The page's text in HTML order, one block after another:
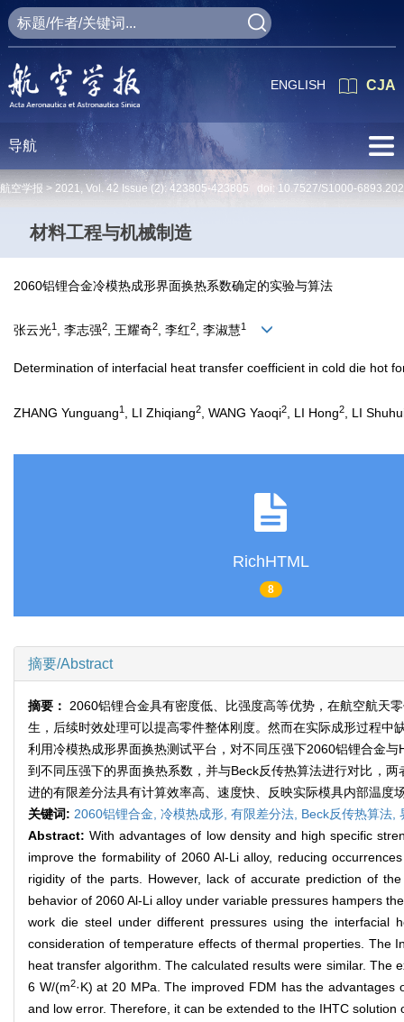
CJA
ENGLISH
导航
航空学报 > 2021, Vol. 42 Issue (2): 423805-423805 doi: 10.7527/S1000-
材料工程与机械制造
2060铝锂合金冷模热成形界面换热系数确定的实验与算法
张云光1 , 李志强2, 王耀奇2, 李红2, 李淑慧1
Determination of interfacial heat transfer coefficient in cold die hot
ZHANG Yunguang1 , LI Zhiqiang2 , WANG Yaoqi2 , LI Hong2 , LI
RichHTML
8
摘要/Abstract
摘要：2060铝锂合金具有密度低、比强度高等优势，在航空航天
生，后续时效处理可以提高零件整体刚度。然而在实际成形过程
利用冷模热成形界面换热测试平台，对不同压强下2060铝锂合金
到不同压强下的界面换热系数，并与Beck反传热算法进行对比，
进的有限差分法具有计算效率高、速度快、反映实际模具内部温
关键词: 2060铝锂合金, 冷模热成形, 有限差分法, Beck反传热算法,
Abstract:With advantages of low density and high specific
improve the formability of 2060 Al-Li alloy, reducing
rigidity of the parts. However, lack of accurate prediction of
behavior of 2060 Al-Li alloy under variable pressures hampers
work die steel under different pressures using the interfacial
consideration of temperature effects of thermal properties. The
heat transfer algorithm. The calculated results were similar. The
6 W/(m2·K) at 20 MPa. The improved FDM has the
and low error. Therefore, it can be extended to the IHTC